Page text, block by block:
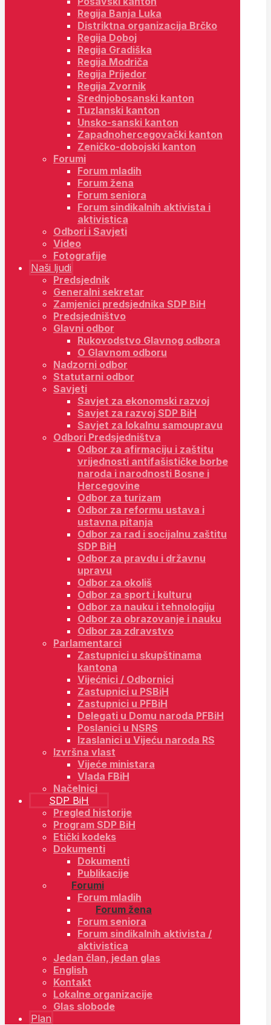
Regija Banja Luka
Distriktna organizacija Brčko
Regija Doboj
Regija Gradiška
Regija Modriča
Regija Prijedor
Regija Zvornik
Srednjobosanski kanton
Tuzlanski kanton
Unsko-sanski kanton
Zapadnohercegovački kanton
Zeničko-dobojski kanton
Forumi
Forum mladih
Forum žena
Forum seniora
Forum sindikalnih aktivista i
aktivistica
Odbori i Savjeti
Video
Fotografije
Naši ljudi
Predsjednik
Generalni sekretar
Zamjenici predsjednika SDP BiH
Predsjedništvo
Glavni odbor
Rukovodstvo Glavnog odbora
O Glavnom odboru
Nadzorni odbor
Statutarni odbor
Savjeti
Savjet za ekonomski razvoj
Savjet za razvoj SDP BiH
Savjet za lokalnu samoupravu
Odbori Predsjedništva
Odbor za afirmaciju i zaštitu
vrijednosti antifašističke borbe
naroda i narodnosti Bosne i
Hercegovine
Odbor za turizam
Odbor za reformu ustava i
ustavna pitanja
Odbor za rad i socijalnu zaštitu
SDP BiH
Odbor za pravdu i državnu
upravu
Odbor za okoliš
Odbor za sport i kulturu
Odbor za nauku i tehnologiju
Odbor za obrazovanje i nauku
Odbor za zdravstvo
Parlamentarci
Zastupnici u skupštinama
kantona
Vijećnici / Odbornici
Zastupnici u PSBiH
Zastupnici u PFBiH
Delegati u Domu naroda PFBiH
Poslanici u NSRS
Izaslanici u Vijeću naroda RS
Izvršna vlast
Vijeće ministara
Vlada FBiH
Načelnici
SDP BiH
Pregled historije
Program SDP BiH
Etički kodeks
Dokumenti
Dokumenti
Publikacije
Forumi
Forum mladih
Forum žena
Forum seniora
Forum sindikalnih aktivista /
aktivistica
Jedan član, jedan glas
English
Kontakt
Lokalne organizacije
Glas slobode
Plan